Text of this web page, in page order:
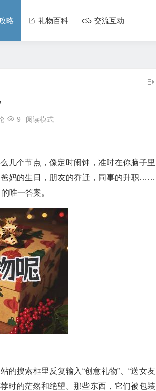
略 礼物百科 交流互动
9 阅读模式
几个节点，像定时闹钟，准时在你脑子里
妈的生日，朋友的乔迁，同事的升职……
唯一答案。
的搜索框里反复输入“创意礼物”、“送女友
时的茫然和绝望。那些东西，它们被包装